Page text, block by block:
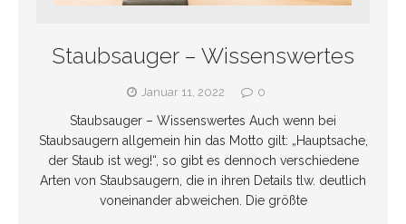
Staubsauger – Wissenswertes
Januar 11, 2022 0
Staubsauger – Wissenswertes Auch wenn bei
Staubsaugern allgemein hin das Motto gilt: „Hauptsache,
der Staub ist weg!“, so gibt es dennoch verschiedene
Arten von Staubsaugern, die in ihren Details tlw. deutlich
voneinander abweichen. Die größte